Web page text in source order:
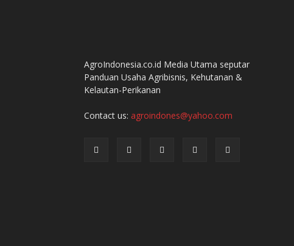
AgroIndonesia.co.id Media Utama seputar
Panduan Usaha Agribisnis, Kehutanan &
Kelautan-Perikanan
Contact us: agroindones@yahoo.com